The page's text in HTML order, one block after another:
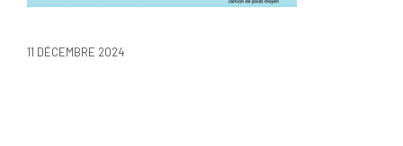
11 DÉCEMBRE 2024